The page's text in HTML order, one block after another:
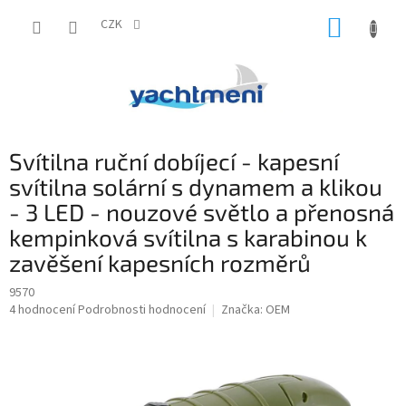
CZK
Svítilna ruční dobíjecí - kapesní
svítilna solární s dynamem a klikou
- 3 LED - nouzové světlo a přenosná
kempinková svítilna s karabinou k
zavěšení kapesních rozměrů
9570
Průměrné
4 hodnoceníPodrobnosti hodnocení Značka: OEM